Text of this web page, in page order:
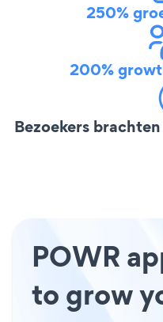
250%
200%
Bezoekers brachten
POWR
to grow